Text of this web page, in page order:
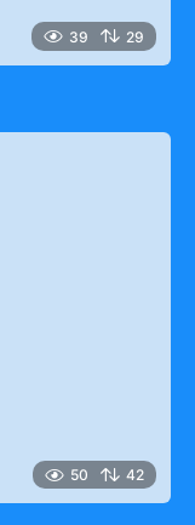
39 29
50 42